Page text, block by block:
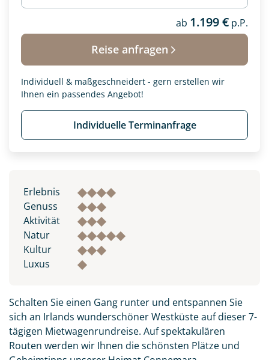
ab 1.199 € p.P.
Reise anfragen
Individuell & maßgeschneidert - gern erstellen wir
Ihnen ein passendes Angebot!
Individuelle Terminanfrage
Erlebnis
Genuss
Aktivität
Natur
Kultur
Luxus
Schalten Sie einen Gang runter und entspannen Sie
sich an Irlands wunderschöner Westküste auf dieser 7-
tägigen Mietwagenrundreise. Auf spektakulären
Routen werden wir Ihnen die schönsten Plätze und
Datenschutz & Transparenz ist uns sehr wichtig!
Die Anfrage wird via SSL verschlüsselt an unseren Server
geschickt. Mit Absenden des Formulars, erklären Sie, dass
Datenschutzerklärung Widerrufhinweise
Kenntnis genommen und akzeptiert haben.